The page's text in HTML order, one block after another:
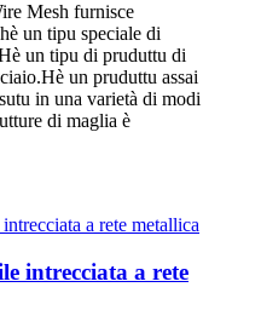
Mesh furnisce
un tipu speciale di
un tipu di pruduttu di
un pruduttu assai
in una varietà di modi
di maglia è
intrecciata a rete